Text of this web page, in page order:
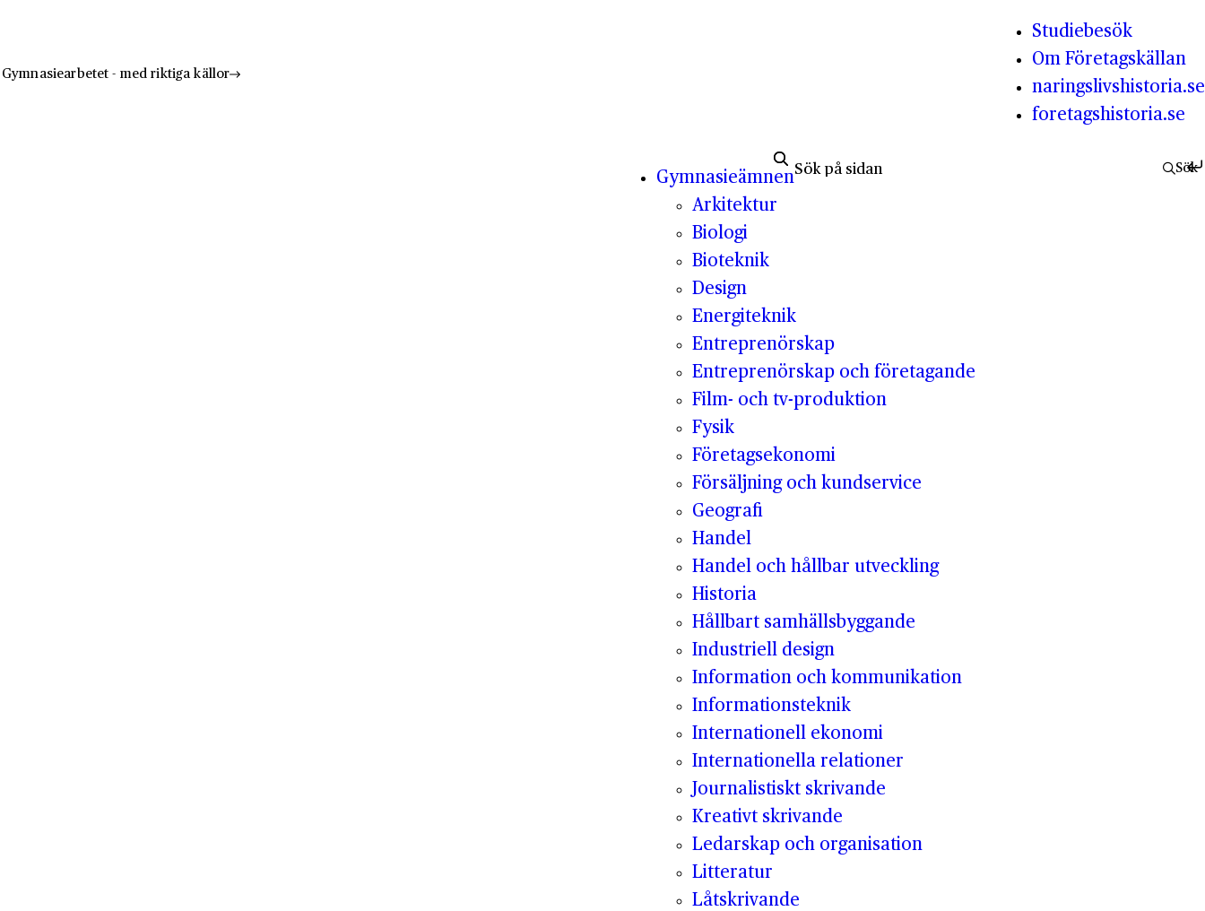
Gymnasiearbetet - med riktiga källor
Studiebesök
Om Företagskällan
naringslivshistoria.se
foretagshistoria.se
Gymnasieämnen
Arkitektur
Biologi
Bioteknik
Design
Energiteknik
Entreprenörskap
Entreprenörskap och företagande
Film- och tv-produktion
Fysik
Företagsekonomi
Försäljning och kundservice
Geografi
Handel
Handel och hållbar utveckling
Historia
Hållbart samhällsbyggande
Industriell design
Information och kommunikation
Informationsteknik
Internationell ekonomi
Internationella relationer
Journalistiskt skrivande
Kreativt skrivande
Ledarskap och organisation
Litteratur
Låtskrivande
Sök efter: Sök